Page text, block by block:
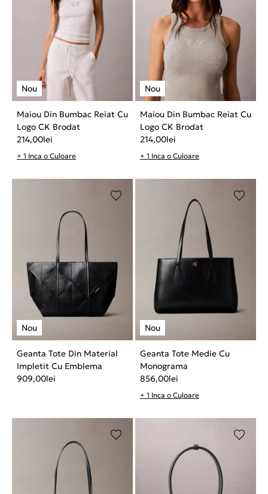
Maiou Din Bumbac Reiat Cu
Logo CK Brodat
214,00lei
+ 1 Inca o Culoare
Maiou Din Bumbac Reiat Cu
Logo CK Brodat
214,00lei
+ 1 Inca o Culoare
Geanta Tote Din Material
Impletit Cu Emblema
909,00lei
Geanta Tote Medie Cu
Monograma
856,00lei
+ 1 Inca o Culoare